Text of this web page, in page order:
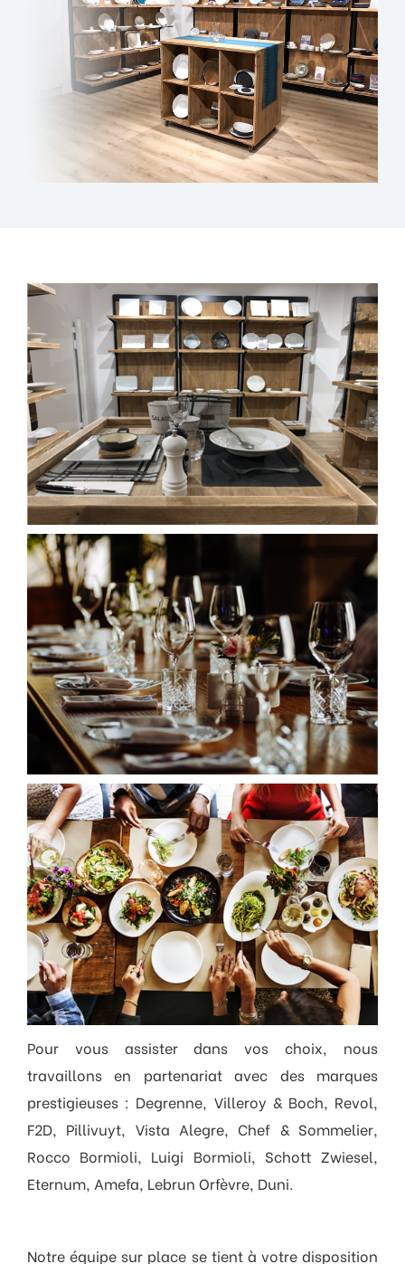
Pour vous assister dans vos choix, nous
travaillons en partenariat avec des marques
prestigieuses : Degrenne, Villeroy & Boch, Revol,
F2D, Pillivuyt, Vista Alegre, Chef & Sommelier,
Rocco Bormioli, Luigi Bormioli, Schott Zwiesel,
Eternum, Amefa, Lebrun Orfèvre, Duni.
Notre équipe sur place se tient à votre disposition